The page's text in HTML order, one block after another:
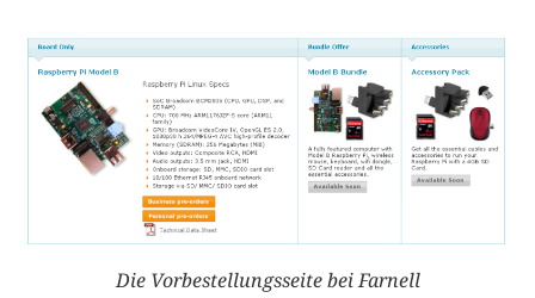
Die Vorbestellungsseite bei Farnell